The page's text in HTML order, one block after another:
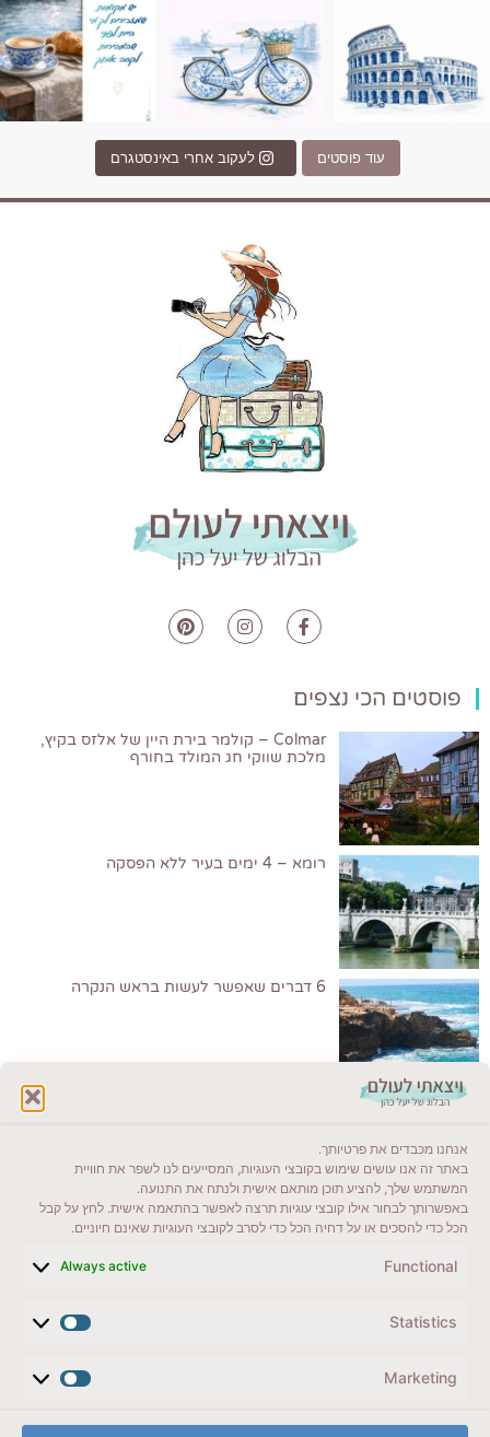
אנחנו מכבדים את פרטיותך.
באתר זה אנו עושים שימוש בקובצי העוגיות, המסייעים לנו לשפר את חוויית
המשתמש שלך, להציע תוכן מותאם אישית ולנתח את התנועה.
באפשרותך לבחור אילו קובצי עוגיות תרצה לאפשר בהתאמה אישית. לחץ על קבל
הכל כדי להסכים או על דחיה הכל כדי לסרב לקובצי העוגיות שאינם חיוניים.
Functional
Always active
Statistics
Marketing
עוד פוסטים לעקוב אחרי באינסטגרם
פוסטים הכי נצפים
Colmar – קולמר בירת היין של אלזס בקיץ,
מלכת שווקי חג המולד בחורף
רומא – 4 ימים בעיר ללא הפסקה
6 דברים שאפשר לעשות בראש הנקרה
ייעדים מומלצים
מדריכים ועזרים
לשליחת הודעת וואטסאפ
veyatsati.laolam@gmail.com